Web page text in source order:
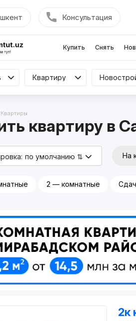
Консультация
Купить Снять
Квартиру
Квартиру Все
Квартиры
квартиру в
по умолчанию ⇅ На
2 — комнатные
2к